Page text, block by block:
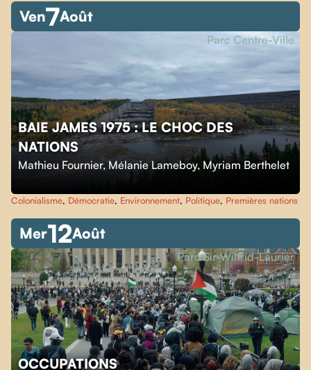
Ven7Août
BAIE JAMES 1975 : LE CHOC DES
NATIONS
Mathieu Fournier,Mélanie Lameboy, Myriam Berthelet
Parc Centre-Ville
Colonialisme, Démocratie, Environnement, Politique, Premières nations
Mer12Août
OCCUPATIONS
Parc Sir-Wilfrid-Laurier